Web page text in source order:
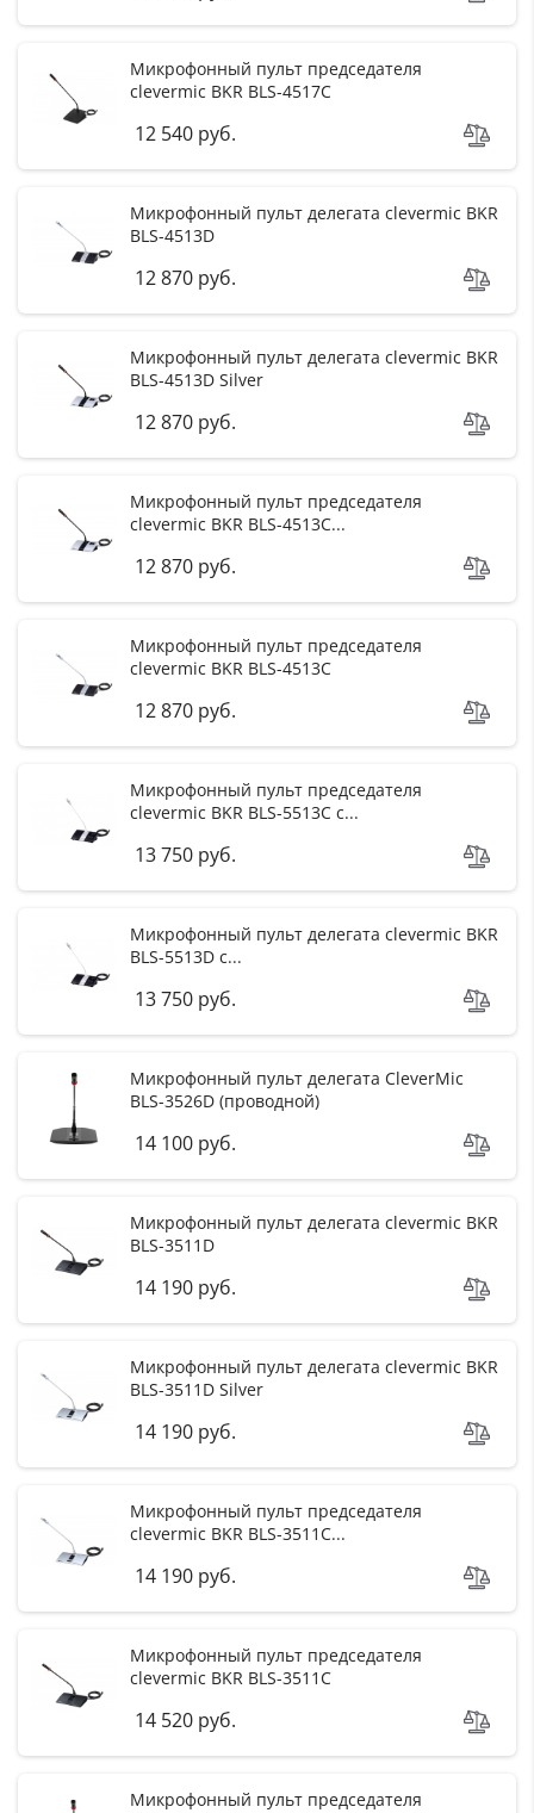
Микрофонный пульт председателя
clevermic BKR BLS-4517C
12 540 руб.
Микрофонный пульт делегата clevermic BKR
BLS-4513D
12 870 руб.
Микрофонный пульт делегата clevermic BKR
BLS-4513D Silver
12 870 руб.
Микрофонный пульт председателя
clevermic BKR BLS-4513C...
12 870 руб.
Микрофонный пульт председателя
clevermic BKR BLS-4513C
12 870 руб.
Микрофонный пульт председателя
clevermic BKR BLS-5513C с...
13 750 руб.
Микрофонный пульт делегата clevermic BKR
BLS-5513D с...
13 750 руб.
Микрофонный пульт делегата CleverMic
BLS-3526D (проводной)
14 100 руб.
Микрофонный пульт делегата clevermic BKR
BLS-3511D
14 190 руб.
Микрофонный пульт делегата clevermic BKR
BLS-3511D Silver
14 190 руб.
Микрофонный пульт председателя
clevermic BKR BLS-3511C...
14 190 руб.
Микрофонный пульт председателя
clevermic BKR BLS-3511C
14 520 руб.
Микрофонный пульт председателя